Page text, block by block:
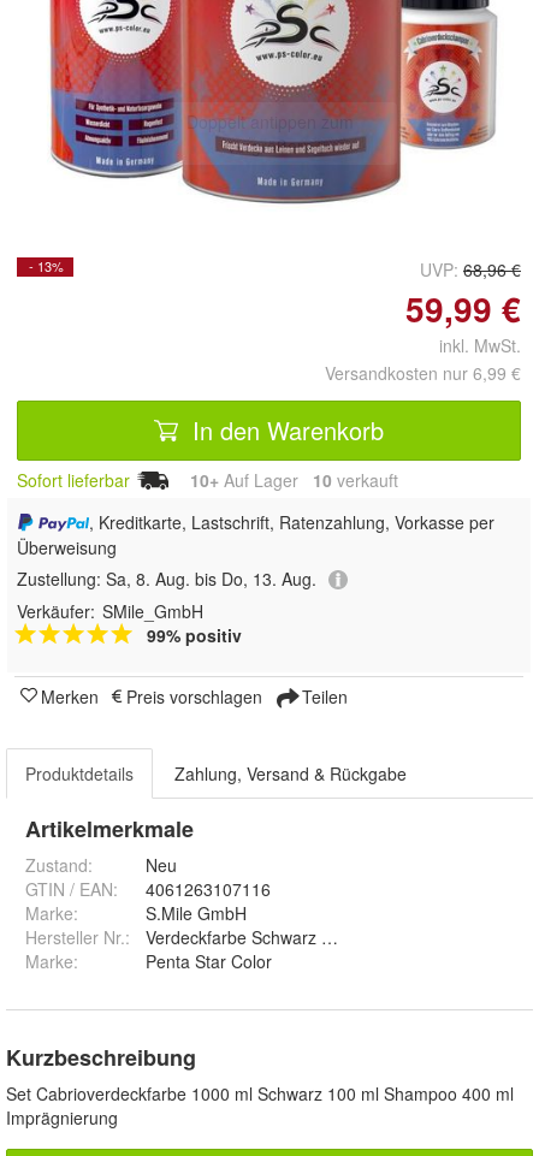
Doppelt antippen zum
vergrößern
- 13% UVP: 68,96 €
59,99 €
inkl. MwSt.
Versandkosten nur 6,99 €
In den Warenkorb
Sofort lieferbar 10+ Auf Lager 10 verkauft
, Kreditkarte, Lastschrift, Ratenzahlung, Vorkasse per
Überweisung
Zustellung: Sa, 8. Aug. bis Do, 13. Aug.
Verkäufer: SMile_GmbH
99% positiv
Merken Preis vorschlagen Teilen
Produktdetails Zahlung, Versand & Rückgabe
Artikelmerkmale
Zustand:
Neu
GTIN / EAN:
4061263107116
Marke:
S.Mile GmbH
Hersteller Nr.:
Verdeckfarbe Schwarz Set 2
Marke: Penta Star Color
Kurzbeschreibung
Set Cabrioverdeckfarbe 1000 ml Schwarz 100 ml Shampoo 400 ml
Imprägnierung